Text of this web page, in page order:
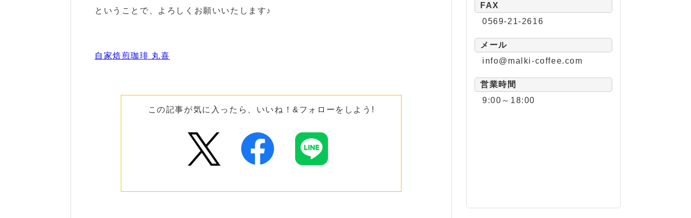
ということで、よろしくお願いいたします♪
自家焙煎珈琲 丸喜
この記事が気に入ったら、いいね！&フォローをしよう!
FAX
0569-21-2616
メール
info@malki-coffee.com
営業時間
9:00～18:00